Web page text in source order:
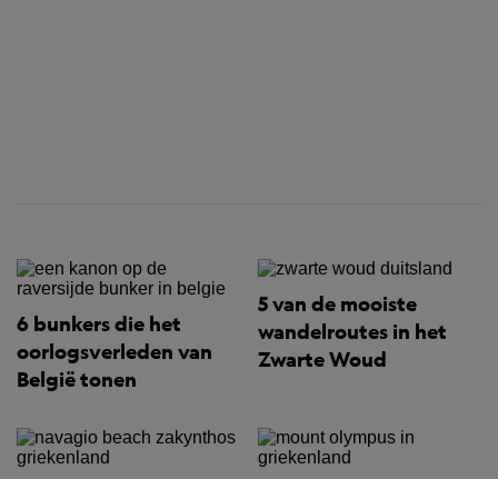
6 bunkers die het
oorlogsverleden van
België tonen
5 van de mooiste
wandelroutes in het
Zwarte Woud